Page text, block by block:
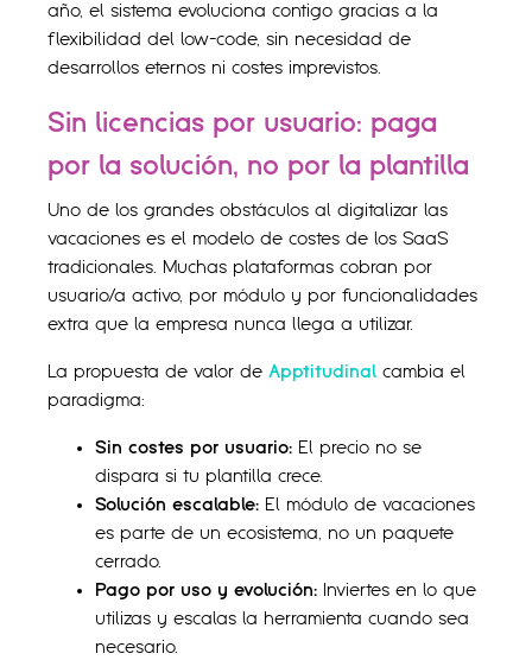
año, el sistema evoluciona contigo gracias a la
flexibilidad del low-code, sin necesidad de
desarrollos eternos ni costes imprevistos.
Sin licencias por usuario: paga
por la solución, no por la plantilla
Uno de los grandes obstáculos al digitalizar las
vacaciones es el modelo de costes de los SaaS
tradicionales. Muchas plataformas cobran por
usuario/a activo, por módulo y por funcionalidades
extra que la empresa nunca llega a utilizar.
La propuesta de valor de Apptitudinal cambia el
paradigma:
Sin costes por usuario: El precio no se
dispara si tu plantilla crece.
Solución escalable: El módulo de vacaciones
es parte de un ecosistema, no un paquete
cerrado.
Pago por uso y evolución: Inviertes en lo que
utilizas y escalas la herramienta cuando sea
necesario.